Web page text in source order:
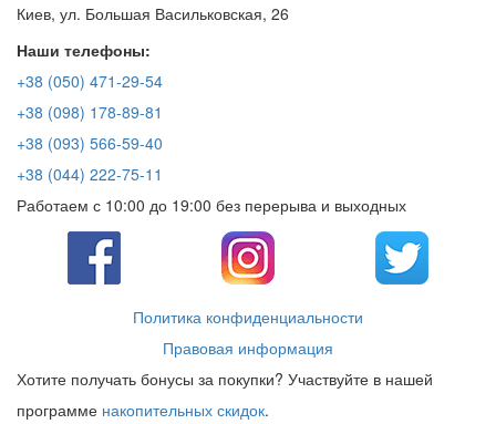
Киев, ул. Большая Васильковская, 26
Наши телефоны:
+38 (050) 471-29-54
+38 (098) 178-89-81
+38 (093) 566-59-40
+38 (044) 222-75-11
Работаем с 10:00 до 19:00 без перерыва и выходных
Политика конфиденциальности
Правовая информация
Хотите получать бонусы за покупки? Участвуйте в нашей
программе накопительных скидок.